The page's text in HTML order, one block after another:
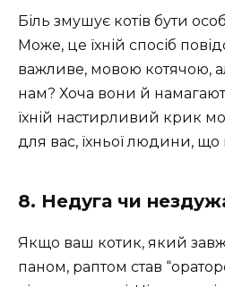
Біль змушує котів бути
Може, це їхній спосіб
важливе, мовою котячою,
нам? Хоча вони й
їхній настирливий крик
для вас, їхньої людини, що
8. Недуга чи
Якщо ваш котик, який
паном, раптом став